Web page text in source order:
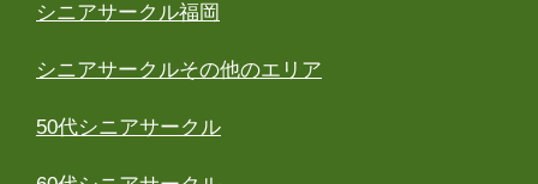
シニアサークル福岡
シニアサークルその他のエリア
50代シニアサークル